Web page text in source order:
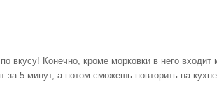
вкусу! Конечно, кроме морковки в него
5 минут, а потом сможешь повторить на